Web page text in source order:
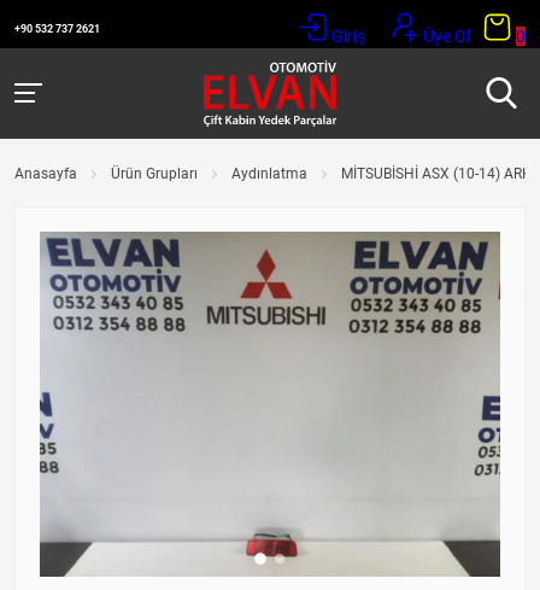
+90 532 737 2621 Giriş Üye Ol 0
Anasayfa Ürün Grupları Aydınlatma MİTSUBİSHİ ASX (10-14)